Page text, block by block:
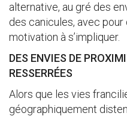
alternative, au gré des
des canicules, avec
motivation à s’impliquer.
DES ENVIES DE
RESSERRÉES
Alors que les vies
géographiquement